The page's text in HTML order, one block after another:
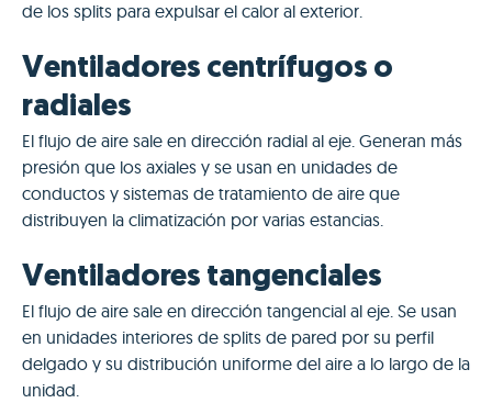
de los splits para expulsar el calor al exterior.
Ventiladores centrífugos o
radiales
El flujo de aire sale en dirección radial al eje. Generan más
presión que los axiales y se usan en unidades de
conductos y sistemas de tratamiento de aire que
distribuyen la climatización por varias estancias.
Ventiladores tangenciales
El flujo de aire sale en dirección tangencial al eje. Se usan
en unidades interiores de splits de pared por su perfil
delgado y su distribución uniforme del aire a lo largo de la
unidad.